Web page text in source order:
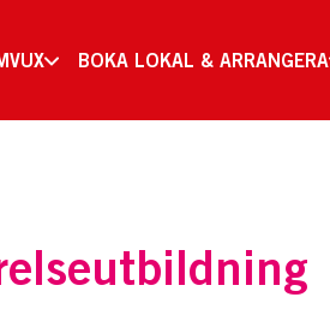
BOKA LOKAL & ARRANGERA